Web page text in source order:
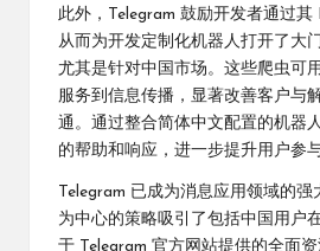
此外，Telegram 鼓励开发者通过其
从而为开发定制化机器人打开了大
尤其是针对中国市场。这些爬虫可
服务到信息传播，显著改善客户与
通。通过整合简体中文配置的机器
的帮助和响应，进一步提升用户参
Telegram 已成为消息应用领域的
为中心的策略吸引了包括中国用户
于 Telegram 官方网站提供的全面